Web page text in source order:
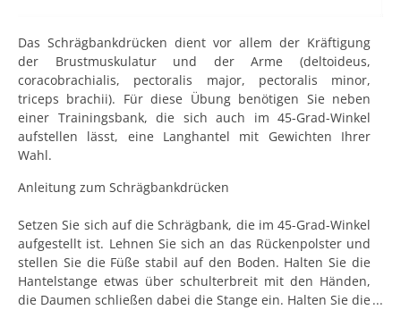
Das Schrägbankdrücken dient vor allem der Kräftigung
der Brustmuskulatur und der Arme (deltoideus,
coracobrachialis, pectoralis major, pectoralis minor,
triceps brachii). Für diese Übung benötigen Sie neben
einer Trainingsbank, die sich auch im 45-Grad-Winkel
aufstellen lässt, eine Langhantel mit Gewichten Ihrer
Wahl.
Anleitung zum Schrägbankdrücken
Setzen Sie sich auf die Schrägbank, die im 45-Grad-Winkel
aufgestellt ist. Lehnen Sie sich an das Rückenpolster und
stellen Sie die Füße stabil auf den Boden. Halten Sie die
Hantelstange etwas über schulterbreit mit den Händen,
die Daumen schließen dabei die Stange ein. Halten Sie die